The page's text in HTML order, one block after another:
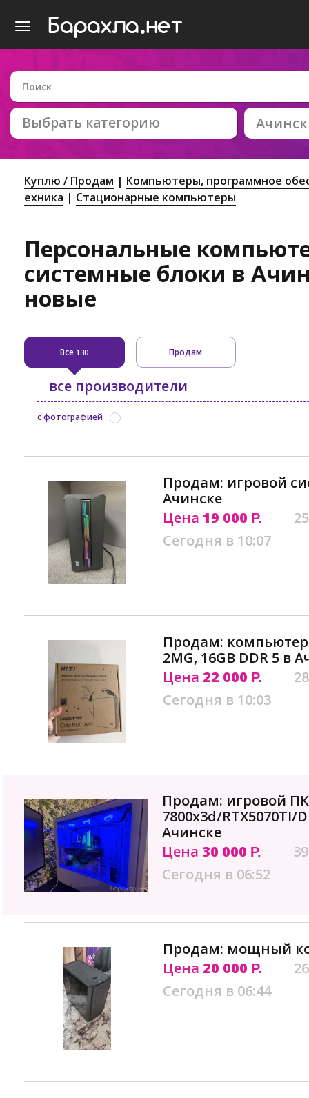
Выбрать категорию Ачинск
Куплю / Продам
Компьютеры, программное
ехника
Стационарные компьютеры
Персональные
системные блоки в
новые
Все 130 Продам
все производители
с фотографией
Продам: игровой
Ачинске
Цена 19 000 Р.
Сегодня в 10:07
Продам: компьютер
2MG, 16GB DDR 5 в
Цена 22 000 Р.
Сегодня в 10:03
Продам: игровой ПК
7800x3d/RTX5070TI/
Ачинске
Цена 30 000 Р.
Сегодня в 06:52
Продам: мощный
Цена 20 000 Р.
Сегодня в 06:44